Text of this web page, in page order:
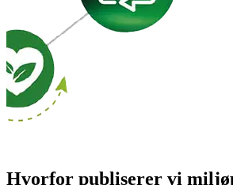
Hvorfor publiserer vi